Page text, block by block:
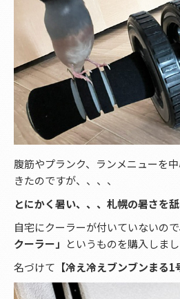
腹筋やプランク、ランメニューを
きたのですが、、、、
とにかく暑い、、、札幌の暑さを
自宅にクーラーが付いていないの
クーラー」 というものを購入しまし
名づけて 【冷え冷えブンブンまる1